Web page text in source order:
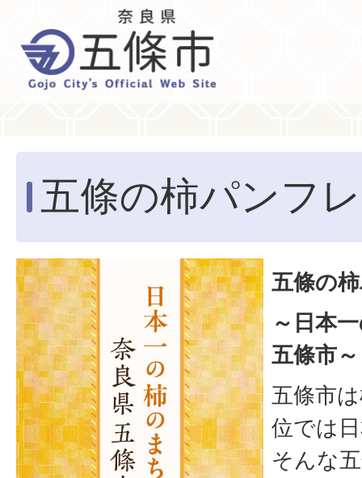
五條の柿パンフ
五條の
～日本
五條市～
五條市
位では
そんな